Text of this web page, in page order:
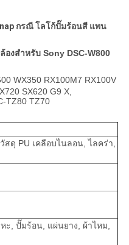
กรณี โลโก้ปั๊มร้อนสี แพน
องสำหรับ Sony DSC-W800
WX350 RX100M7 RX100V
SX620 G9 X,
TZ80 TZ70
สดุ PU เคลือบไนลอน, ไลคร่า,
ะ, ปั๊มร้อน, แผ่นยาง, ผ้าไหม,